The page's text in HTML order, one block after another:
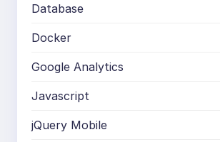
Database
Docker
Google Analytics
Javascript
jQuery Mobile